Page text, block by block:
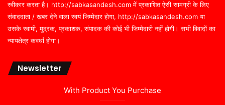
स्वीकार करता है। http://sabkasandesh.com में प्रकाशित ऐसी सामग्री के लिए
संवाददाता / खबर देने वाला स्वयं जिम्मेदार होगा, http://sabkasandesh.com या
उसके स्वामी, मुद्रक, प्रकाशक, संपादक की कोई भी जिम्मेदारी नहीं होगी। सभी विवादों का
न्यायक्षेत्र कवर्धा होगा।
Newsletter
With Product You Purchase